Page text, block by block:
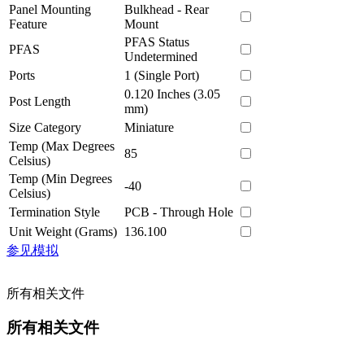
Panel Mounting
Feature
Bulkhead - Rear
Mount
PFAS
PFAS Status
Undetermined
Ports
1 (Single Port)
Post Length
0.120 Inches (3.05
mm)
Size Category
Miniature
Temp (Max Degrees
Celsius)
85
Temp (Min Degrees
Celsius)
-40
Termination Style
PCB - Through Hole
Unit Weight (Grams) 136.100
参见模拟
所有相关文件
所有相关文件